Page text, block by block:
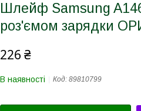
Шлейф Samsung
роз'ємом зарядки
226 ₴
В наявності Код: 89810799